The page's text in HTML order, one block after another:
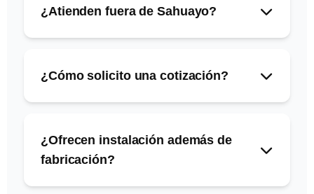
¿Atienden fuera de Sahuayo?
¿Cómo solicito una cotización?
¿Ofrecen instalación además de
fabricación?